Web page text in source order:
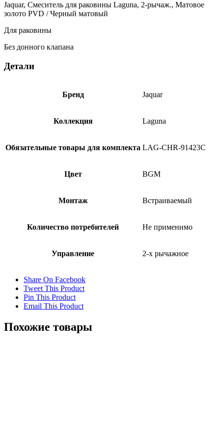
Jaquar, Смеситель для раковины Laguna, 2-рычаж., Матовое
золото PVD / Черный матовый
Для раковины
Без донного клапана
Детали
Бренд Jaquar
Коллекция Laguna
Обязательные товары для комплекта LAG-CHR-91423C
Цвет BGM
Монтаж Встраиваемый
Количество потребителей Не применимо
Управление 2-х рычажное
Share On Facebook
Tweet This Product
Pin This Product
Email This Product
Похожие товары